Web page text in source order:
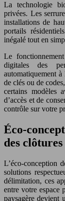
La technologie
privées. Les
installations de
portails
inégalé tout en
Le
digitales des
automatiquement
de clés ou de
certains modèles
d’accès et de
contrôle sur votre
Éco-
des clôtures
L’éco-conception
solutions
délimitation, ces
entre votre espace
paysagère devient